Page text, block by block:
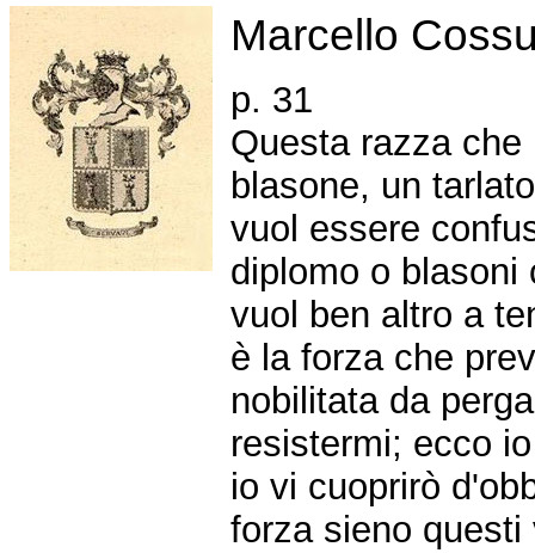
Marcello
p. 31
Questa razza
blasone, un
vuol essere
diplomo o blasoni
vuol ben altro a
è la forza che
nobilitata da
resistermi; ecco
io vi cuoprirò
forza sieno